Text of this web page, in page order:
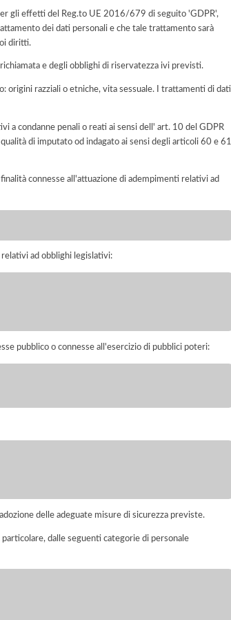
gli effetti del Reg.to UE 2016/679 di seguito 'GDPR',
dei dati personali e che tale trattamento sarà
diritti.
e degli obblighi di riservatezza ivi previsti.
origini razziali o etniche, vita sessuale. I trattamenti di dati
a condanne penali o reati ai sensi dell' art. 10 del GDPR
di imputato od indagato ai sensi degli articoli 60 e 61
connesse all'attuazione di adempimenti relativi ad
ad obblighi legislativi:
pubblico o connesse all'esercizio di pubblici poteri:
delle adeguate misure di sicurezza previste.
dalle seguenti categorie di personale